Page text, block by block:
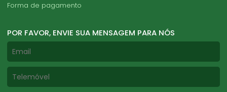
Forma de pagamento
POR FAVOR, ENVIE SUA MENSAGEM PARA NÓS